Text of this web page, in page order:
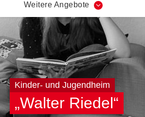
Weitere Angebote
Kinder- und Jugendheim
„Walter Riedel“